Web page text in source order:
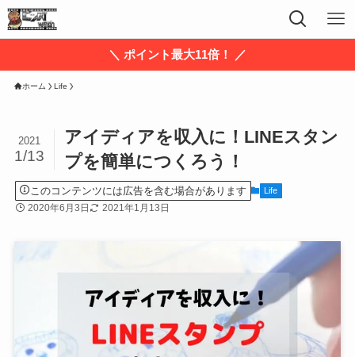
＼ ポイント最大11倍！ ／
ホーム Life
アイディアを収入に！LINEスタン
プを簡単につくろう！
2021
1/13
このコンテンツには広告を含む場合があります Life
2020年6月3日 2021年1月13日